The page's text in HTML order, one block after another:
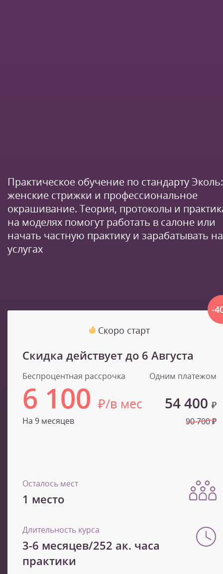
Практическое обучение по стандарту Эколь:
женские стрижки и профессиональное
окрашивание. Теория, протоколы и
на моделях помогут работать в салоне или
начать частную практику и зарабатывать на
услугах
-
Скоро старт
Скидка действует до 6 Августа
Беспроцентная рассрочка
6 100 ₽/в мес
На 9 месяцев
Одним платежом
54 400 ₽
90 700 ₽
Осталось мест
1 место
Длительность курса
3-6 месяцев/252 ак. часа
практики